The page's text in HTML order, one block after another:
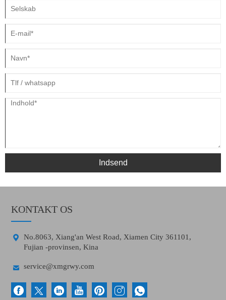
Indsend
KONTAKT OS

No.8063, Xiang'an West Road, Xiamen City 361101,
Fujian -provinsen, Kina
 service@xmgrwy.com